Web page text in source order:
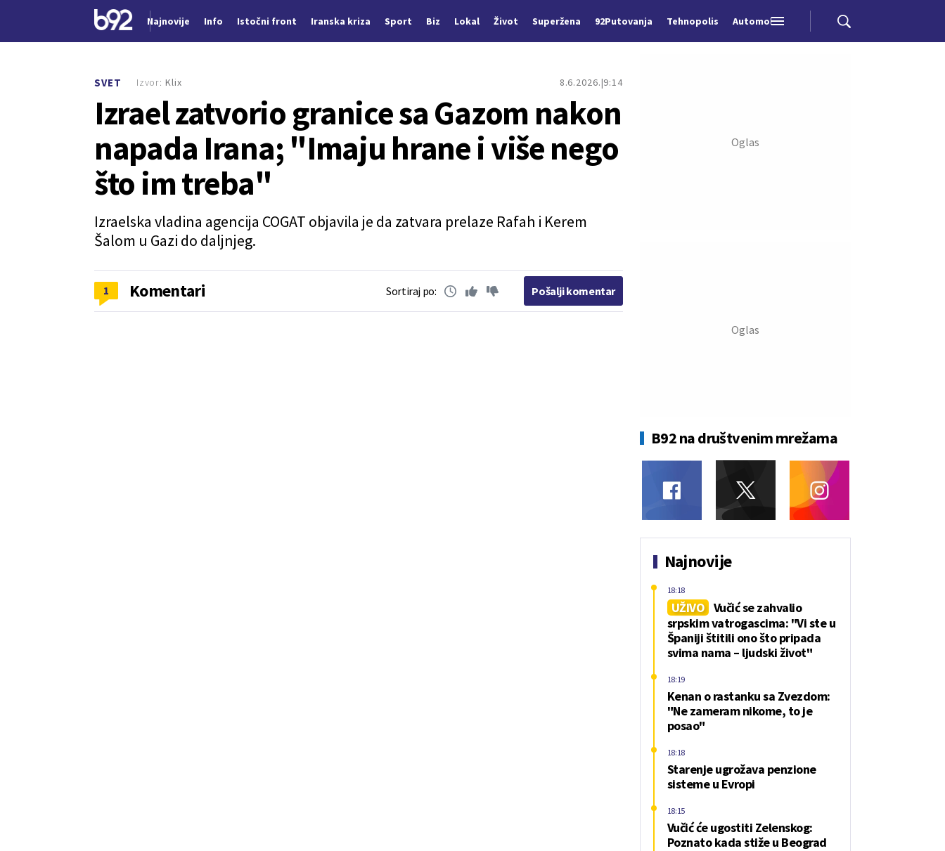
Najnovije Info Istočni front Iranska kriza Sport Biz Lokal Život Superžena 92Putovanja Tehnopolis Automobili
SVET 8.6.2026. 9:14
Izrael zatvorio granice sa Gazom nakon
napada Irana; "Imaju hrane i više nego
što im treba"
Izraelska vladina agencija COGAT objavila je da zatvara prelaze Rafah i Kerem
Šalom u Gazi do daljnjeg.
Izvor: Klix
1 Komentari Sortiraj po: Pošalji komentar
B92 na društvenim mrežama
Najnovije
UŽIVO Vučić se zahvalio
srpskim vatrogascima: "Vi ste u
Španiji štitili ono što pripada
svima nama – ljudski život"
18:18
Kenan o rastanku sa Zvezdom:
"Ne zameram nikome, to je
posao"
18:19
Starenje ugrožava penzione
sisteme u Evropi
18:18
Vučić će ugostiti Zelenskog:
Poznato kada stiže u Beograd
18:15